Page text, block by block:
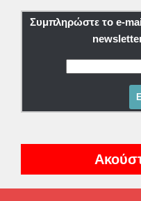
Συμπληρώστε το e-